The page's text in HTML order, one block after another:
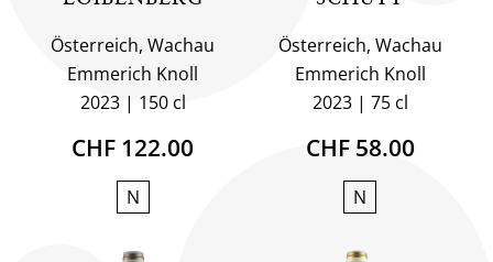
Österreich, Wachau
Emmerich Knoll
2023
150 cl
CHF 122.00
N
Österreich, Wachau
Emmerich Knoll
2023
75 cl
CHF 58.00
N